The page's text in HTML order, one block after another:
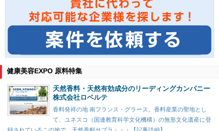
健康美容EXPO 原料特集
天然香料・天然有効成分のリーディングカンパニー
株式会社ロベルテ
香料発祥の地 南フランス・グラース。香料産業の聖地とし
て、ユネスコ（国連教育科学文化機構）の無形文化遺産に登